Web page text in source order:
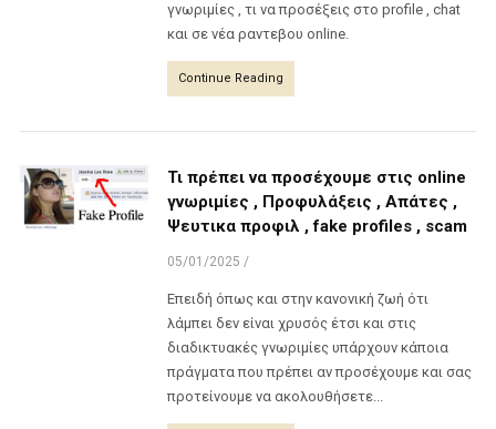
γνωριμίες , τι να προσέξεις στο profile , chat
και σε νέα ραντεβου online.
Continue Reading
Τι πρέπει να προσέχουμε στις online
γνωριμίες , Προφυλάξεις , Απάτες ,
Ψευτικα προφιλ , fake profiles , scam
05/01/2025 /
Επειδή όπως και στην κανονική ζωή ότι
λάμπει δεν είναι χρυσός έτσι και στις
διαδικτυακές γνωριμίες υπάρχουν κάποια
πράγματα που πρέπει αν προσέχουμε και σας
προτείνουμε να ακολουθήσετε...